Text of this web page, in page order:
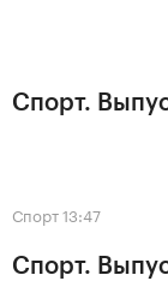
Спорт.
Спорт13:47
Спорт.